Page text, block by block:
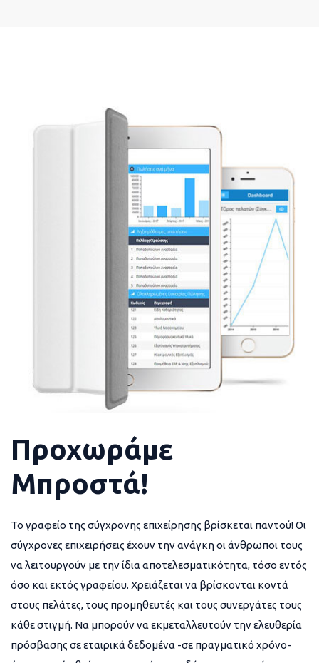
Προχωράμε
Μπροστά!
Το γραφείο της σύγχρονης επιχείρησης βρίσκεται παντού! Οι
σύγχρονες επιχειρήσεις έχουν την ανάγκη οι άνθρωποι τους
να λειτουργούν με την ίδια αποτελεσματικότητα, τόσο εντός
όσο και εκτός γραφείου. Χρειάζεται να βρίσκονται κοντά
στους πελάτες, τους προμηθευτές και τους συνεργάτες τους
κάθε στιγμή. Να μπορούν να εκμεταλλευτούν την ελευθερία
πρόσβασης σε εταιρικά δεδομένα -σε πραγματικό χρόνο-